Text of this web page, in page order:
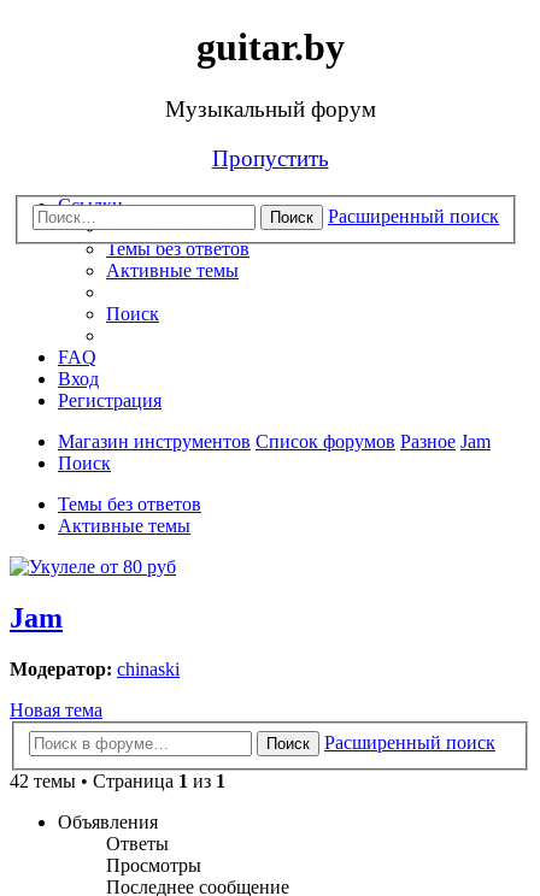
guitar.by
Музыкальный форум
Пропустить
Поиск Расширенный поиск
Ссылки
Темы без ответов
Активные темы
Поиск
FAQ
Вход
Регистрация
Магазин инструментов Список форумов Разное Jam
Поиск
Темы без ответов
Активные темы
Jam
Модератор: chinaski
Новая тема
Поиск
Расширенный поиск
42 темы • Страница 1 из 1
Объявления
Ответы
Просмотры
Последнее сообщение